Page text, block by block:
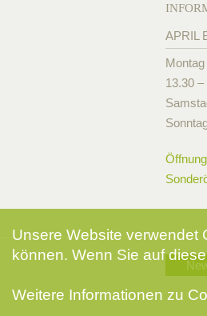
APRIL
13.30
Unsere Website verwendet
können. Wenn Sie auf
Weitere Informationen zu